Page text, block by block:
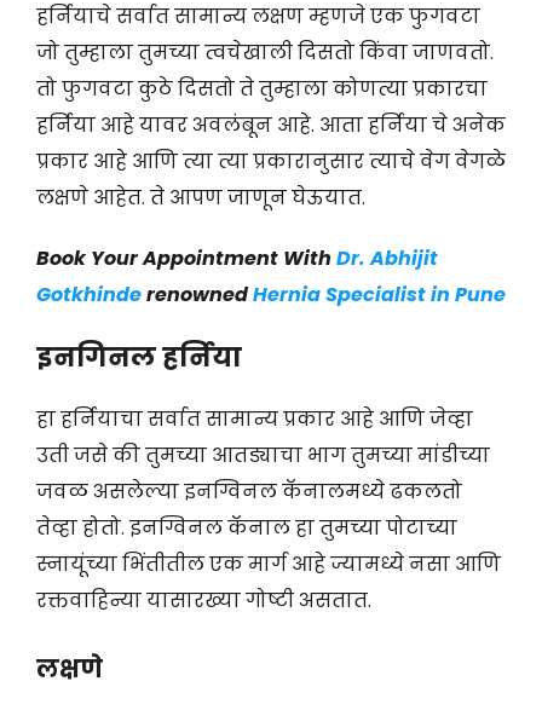
हर्नियाचे सर्वात सामान्य लक्षण म्हणजे एक फुगवटा
जो तुम्हाला तुमच्या त्वचेखाली दिसतो किंवा जाणवतो.
तो फुगवटा कुठे दिसतो ते तुम्हाला कोणत्या प्रकारचा
हर्निया आहे यावर अवलंबून आहे. आता हर्निया चे अनेक
प्रकार आहे आणि त्या त्या प्रकारानुसार त्याचे वेग वेगळे
लक्षणे आहेत. ते आपण जाणून घेऊयात.
Book Your Appointment With Dr. Abhijit
GotkhinderenownedHernia Specialist in Pune
इनगिनल हर्निया
हा हर्नियाचा सर्वात सामान्य प्रकार आहे आणि जेव्हा
उती जसे की तुमच्या आतड्याचा भाग तुमच्या मांडीच्या
जवळ असलेल्या इनग्विनल कॅनालमध्ये ढकलतो
तेव्हा होतो. इनग्विनल कॅनाल हा तुमच्या पोटाच्या
स्नायूंच्या भिंतीतील एक मार्ग आहे ज्यामध्ये नसा आणि
रक्तवाहिन्या यासारख्या गोष्टी असतात.
लक्षणे